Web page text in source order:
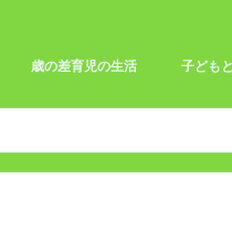
歳の差育児の生活
保育園・幼稚園の転園方法
子ども